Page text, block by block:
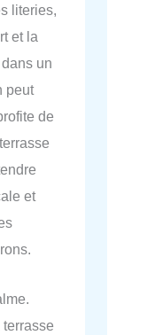
literies,
et la
un
peut
de
et